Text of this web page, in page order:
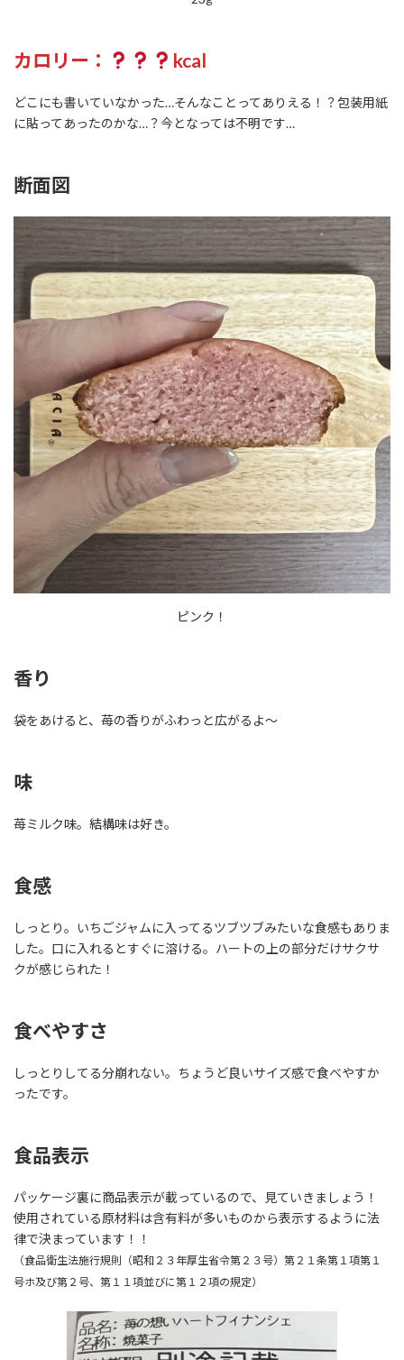
カロリー： kcal
どこにも書いていなかった…そんなことってありえる！？包装用紙
に貼ってあったのかな…？今となっては不明です…
断面図
ピンク！
香り
袋をあけると、苺の香りがふわっと広がるよ〜
味
苺ミルク味。結構味は好き。
食感
しっとり。いちごジャムに入ってるツブツブみたいな食感もありま
した。口に入れるとすぐに溶ける。ハートの上の部分だけサクサ
クが感じられた！
食べやすさ
しっとりしてる分崩れない。ちょうど良いサイズ感で食べやすか
ったです。
食品表示
パッケージ裏に商品表示が載っているので、見ていきましょう！
使用されている原材料は含有料が多いものから表示するように法
律で決まっています！！
（食品衛生法施行規則（昭和２３年厚生省令第２３号）第２１条第１項第１
号ホ及び第２号、第１１項並びに第１２項の規定）